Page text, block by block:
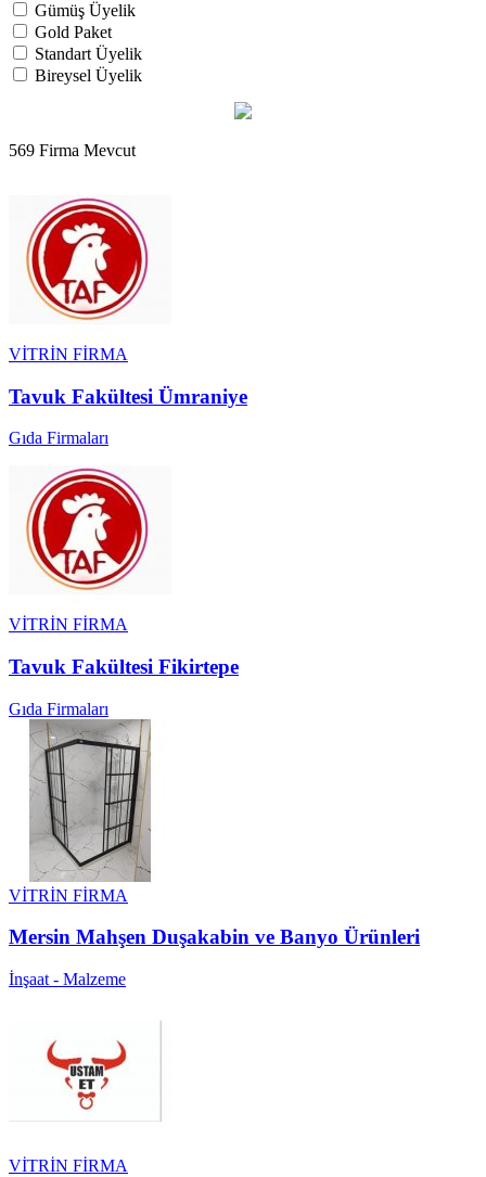
Gümüş Üyelik
Gold Paket
Standart Üyelik
Bireysel Üyelik
569 Firma Mevcut
VİTRİN FİRMA
Tavuk Fakültesi Ümraniye
Gıda Firmaları
VİTRİN FİRMA
Tavuk Fakültesi Fikirtepe
Gıda Firmaları
VİTRİN FİRMA
Mersin Mahşen Duşakabin ve Banyo Ürünleri
İnşaat - Malzeme
VİTRİN FİRMA